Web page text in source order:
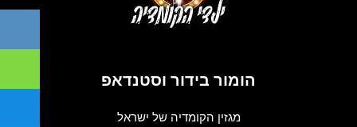
הומור בידור וסטנדאפ
מגזין הקומדיה של ישראל